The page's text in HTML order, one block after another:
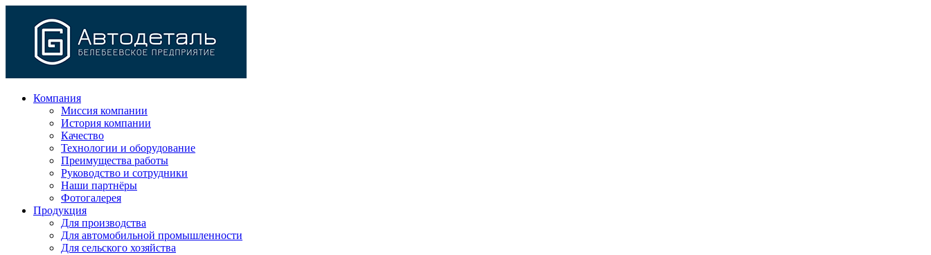
Компания
Миссия компании
История компании
Качество
Технологии и оборудование
Преимущества работы
Руководство и сотрудники
Наши партнёры
Фотогалерея
Продукция
Для производства
Для автомобильной промышленности
Для сельского хозяйства